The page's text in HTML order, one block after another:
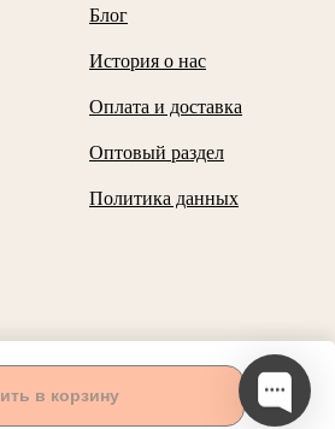
в корзину
Блог
История о нас
Оплата и доставка
Оптовый раздел
Политика данных